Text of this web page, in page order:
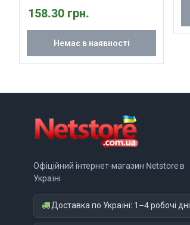
158.30 грн.
Немає в наявності
Офіційний інтернет-магазин Netstore в
Україні
Доставка по Україні: 1–4 робочі дні